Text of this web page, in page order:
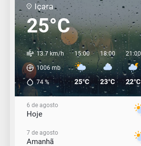
Içara
25°C
13.7 km/h
1006 mb
74%
15:00
25°C
18:00
23°C
21:00
22°C
6 de agosto
Hoje
7 de agosto
Amanhã